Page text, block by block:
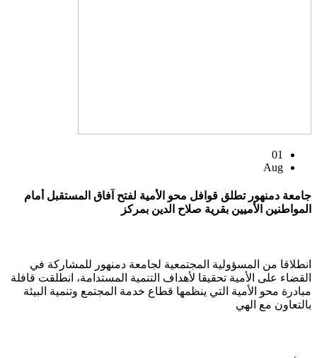
01
Aug
جامعة دمنهور تطلق قوافل محو الأمية لفتح آفاق المستقبل أمام
المواطنين الأميين بقرية صلاح الدين بمركز
انطلاقا من المسؤولية المجتمعية لجامعة دمنهور للمشاركة في
القضاء على الأمية تحقيقا لأهداف التنمية المستدامة، انطلقت قافلة
مبادرة محو الأمية التي ينظمها قطاع خدمة المجتمع وتنمية البيئة
بالتعاون مع الهي